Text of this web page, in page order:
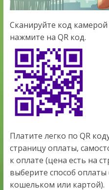
Сканируйте код
нажмите на QR код.
Платите легко по QR
страницу оплаты,
к оплате (цена есть на
выберите способ
кошельком или картой).